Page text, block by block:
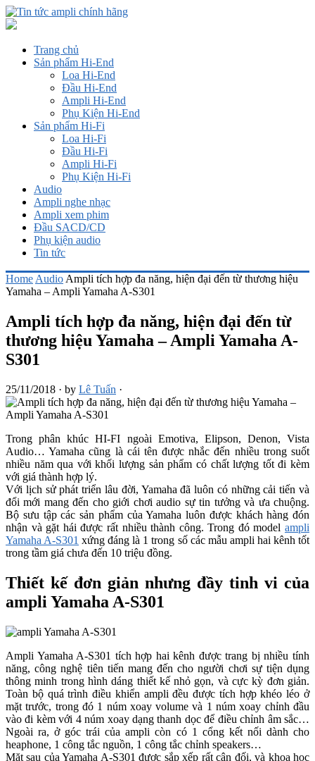
Trang chủ
Sản phẩm Hi-End
Loa Hi-End
Đầu Hi-End
Ampli Hi-End
Phụ Kiện Hi-End
Sản phẩm Hi-Fi
Loa Hi-Fi
Đầu Hi-Fi
Ampli Hi-Fi
Phụ Kiện Hi-Fi
Audio
Ampli nghe nhạc
Ampli xem phim
Đầu SACD/CD
Phụ kiện audio
Tin tức
Home Audio Ampli tích hợp đa năng, hiện đại đến từ thương hiệu
Yamaha – Ampli Yamaha A-S301
Ampli tích hợp đa năng, hiện đại đến từ
thương hiệu Yamaha – Ampli Yamaha A-
S301
25/11/2018 · by Lê Tuấn ·
Trong phân khúc HI-FI ngoài Emotiva, Elipson, Denon, Vista
Audio… Yamaha cũng là cái tên được nhắc đến nhiều trong suốt
nhiều năm qua với khối lượng sản phẩm có chất lượng tốt đi kèm
với giá thành hợp lý.
Với lịch sử phát triển lâu đời, Yamaha đã luôn có những cải tiến và
đổi mới mang đến cho giới chơi audio sự tin tưởng và ưa chuộng.
Bộ sưu tập các sản phẩm của Yamaha luôn được khách hàng đón
nhận và gặt hái được rất nhiều thành công. Trong đó model ampli
Yamaha A-S301 xứng đáng là 1 trong số các mẫu ampli hai kênh tốt
trong tầm giá chưa đến 10 triệu đồng.
Thiết kế đơn giản nhưng đầy tinh vi của
ampli Yamaha A-S301
Ampli Yamaha A-S301 tích hợp hai kênh được trang bị nhiều tính
năng, công nghệ tiên tiến mang đến cho người chơi sự tiện dụng
thông minh trong hình dáng thiết kế nhỏ gọn, và cực kỳ đơn giản.
Toàn bộ quá trình điều khiển ampli đều được tích hợp khéo léo ở
mặt trước, trong đó 1 núm xoay volume và 1 núm xoay chỉnh đầu
vào đi kèm với 4 núm xoay dạng thanh dọc để điều chỉnh âm sắc…
Ngoài ra, ở góc trái của ampli còn có 1 cổng kết nối dành cho
heaphone, 1 công tắc nguồn, 1 công tắc chỉnh speakers…
Mặt sau của Yamaha A-S301 được sắp xếp rất cân đối, và khoa học